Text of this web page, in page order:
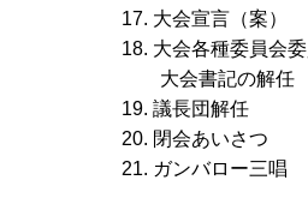
17. 大会宣言（案）
18. 大会各種委員会委
大会書記の解任
19. 議長団解任
20. 閉会あいさつ
21. ガンバロー三唱